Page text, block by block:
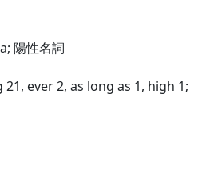
陽性名詞
ever 2, as long as 1, high 1;